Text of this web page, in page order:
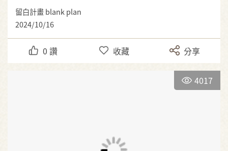
留白計畫 blank plan
2024/10/16
0 讚 收藏 分享
4017